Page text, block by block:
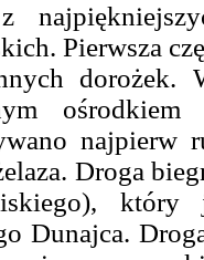
Pierwsza
dorożek.
najpierw
Droga
który
Dunajca.